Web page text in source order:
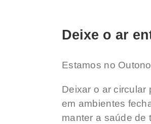
Deixe o ar
Estamos no
Deixar o ar circular
em ambientes
manter a saúde de